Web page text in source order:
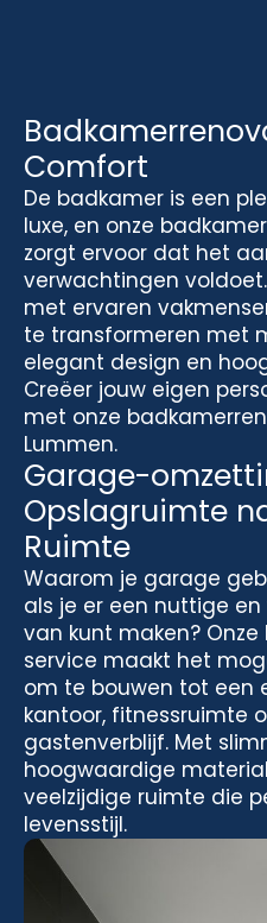
Comfort
De badkamer is een
luxe, en onze
zorgt ervoor dat het
verwachtingen
met ervaren
te transformeren met
elegant design en
Creëer jouw eigen
met onze
Lummen.
Garage-
Opslagruimte
Ruimte
Waarom je garage
als je er een nuttige
van kunt maken?
service maakt het
om te bouwen tot een
kantoor, fitnessruimte
gastenverblijf. Met
hoogwaardige
veelzijdige ruimte die
levensstijl.